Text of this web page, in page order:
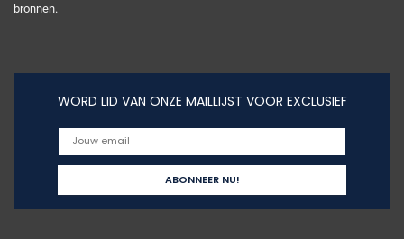
bronnen.
WORD LID VAN ONZE MAILLIJST VOOR EXCLUSIEF